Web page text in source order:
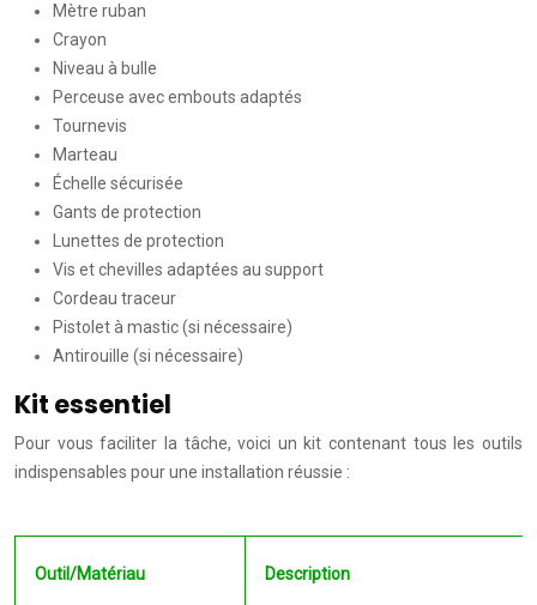
Mètre ruban
Crayon
Niveau à bulle
Perceuse avec embouts adaptés
Tournevis
Marteau
Échelle sécurisée
Gants de protection
Lunettes de protection
Vis et chevilles adaptées au support
Cordeau traceur
Pistolet à mastic (si nécessaire)
Antirouille (si nécessaire)
Kit essentiel
Pour vous faciliter la tâche, voici un kit contenant tous les outils
indispensables pour une installation réussie :
Outil/Matériau Description